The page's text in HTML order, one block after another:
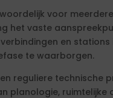
voor
het vaste
en stations
te waarborgen.
reguliere technische
planologie, ruimtelijke